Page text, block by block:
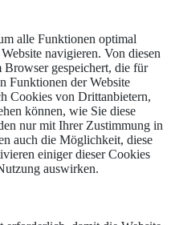
alle Funktionen optimal
navigieren. Von diesen
gespeichert, die für
Funktionen der Website
Cookies von Drittanbietern,
können, wie Sie diese
nur mit Ihrer Zustimmung in
auch die Möglichkeit, diese
einiger dieser Cookies
auswirken.